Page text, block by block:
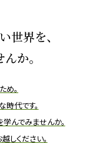
世界を、
か。
め。
代です。
んでみませんか。
しください。